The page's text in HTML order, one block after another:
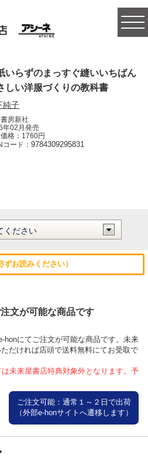
いらずのまっすぐ縫いいちばん
しい洋服づくりの教科書
純子
房新社
年02月発売
格：1760円
コード：9784309295831
お読みください）
文が可能な商品です
honにてご注文が可能な商品です。未来
だければ店頭で送料無料にてお受取で
未来屋書店特典対象外となります。予
ご注文可能：通常１～２日で出荷
（外部e-honサイトへ遷移します）